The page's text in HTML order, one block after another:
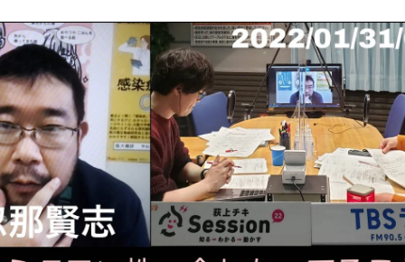
YouTube
会社情報